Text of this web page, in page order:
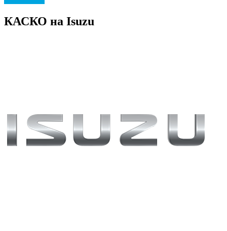
КАСКО на Isuzu